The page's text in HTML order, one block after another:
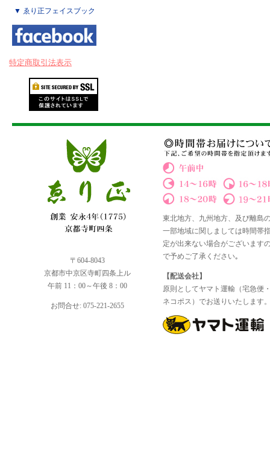
▼ ゑり正フェイスブック
特定商取引法表示
〒604-8043
京都市中京区寺町四条上ル
午前 11：00～午後 8：00
お問合せ: 075-221-2655
東北地方、九州地方、及び離島
一部地域に関しましては時間帯
定が出来ない場合がございます
で予めご了承ください｡
【配送会社】
原則としてヤマト運輸（宅急便
ネコポス）でお送りいたします